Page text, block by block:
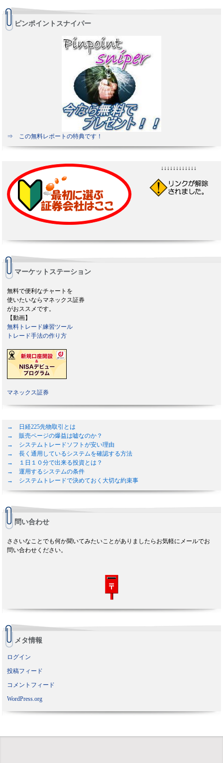
ピンポイントスナイパー
⇒ この無料レポートの特典です！
↓↓↓↓↓↓↓↓↓↓↓↓
マーケットステーション
無料で便利なチャートを
使いたいならマネックス証券
がおススメです。
【動画】
無料トレード練習ツール
トレード手法の作り方
マネックス証券
→ 日経225先物取引とは
→ 販売ページの爆益は嘘なのか？
→ システムトレードソフトが安い理由
→ 長く通用しているシステムを確認する方法
→ １日１０分で出来る投資とは？
→ 運用するシステムの条件
→ システムトレードで決めておく大切な約束事
問い合わせ
ささいなことでも何か聞いてみたいことがありましたらお気軽にメールでお
問い合わせください。
メタ情報
ログイン
投稿フィード
コメントフィード
WordPress.org